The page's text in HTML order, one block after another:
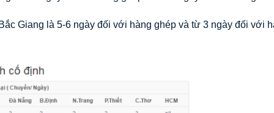
Giang là 5-6 ngày đối với hàng ghép và từ 3 ngày đối với